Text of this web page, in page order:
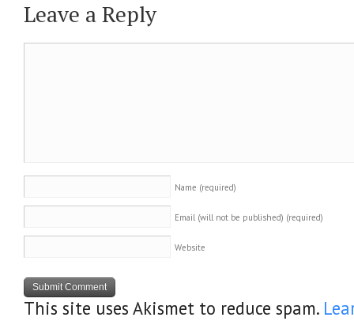
Leave a Reply
Name (required)
Email (will not be published) (required)
Website
This site uses Akismet to reduce spam.